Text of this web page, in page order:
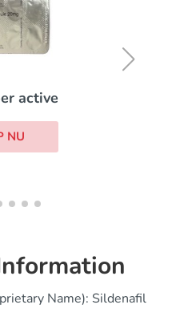
active
NU
Name): Sildenafil